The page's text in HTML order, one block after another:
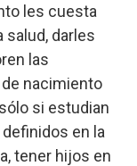
les cuesta
salud, darles
las
de nacimiento
si estudian
en la
tener hijos en